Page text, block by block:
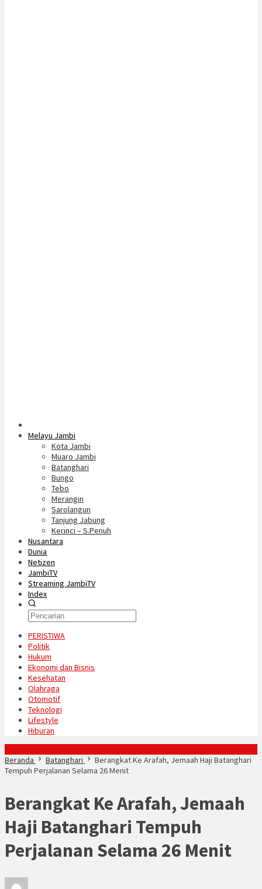
Melayu Jambi
Kota Jambi
Muaro Jambi
Batanghari
Bungo
Tebo
Merangin
Sarolangun
Tanjung Jabung
Kerinci – S.Penuh
Nusantara
Dunia
Netizen
JambiTV
Streaming JambiTV
Index
PERISTIWA
Politik
Hukum
Ekonomi dan Bisnis
Kesehatan
Olahraga
Otomotif
Teknologi
Lifestyle
Hiburan
Beranda
Batanghari
Berangkat Ke Arafah, Jemaah Haji Batanghari
Tempuh Perjalanan Selama 26 Menit
Berangkat Ke Arafah, Jemaah
Haji Batanghari Tempuh
Perjalanan Selama 26 Menit